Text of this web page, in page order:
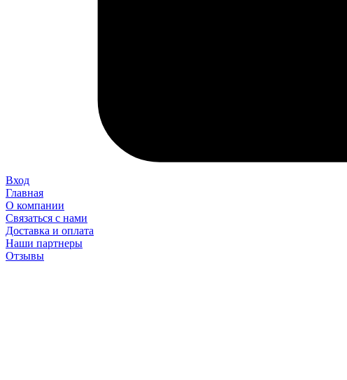
Вход
Главная
О компании
Связаться с нами
Доставка и оплата
Наши партнеры
Отзывы